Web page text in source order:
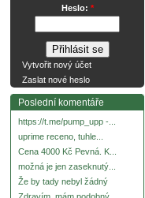
Heslo: *
Vytvořit nový účet
Zaslat nové heslo
Poslední komentáře
https://t.me/pump_upp -...
uprime receno, tuhle...
Cena 4000 Kč Pevná. K...
možná je jen zaseknutý...
Že by tady nebyl žádný